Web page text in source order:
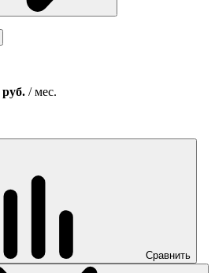
руб. / мес.
Сравнить